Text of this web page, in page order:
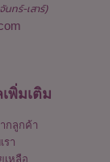
าร
นทร์-เสาร์)
พิ่มเติม
กลูกค้า
รา
เหลือ